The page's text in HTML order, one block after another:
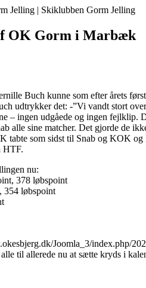
Jelling | Skiklubben Gorm Jelling
OK Gorm i Marbæk
Buch kunne som efter årets
udtrykker det: -”Vi vandt stort
– ingen udgåede og ingen fejlklip.
alle sine matcher. Det gjorde de
tabte som sidst til Snab og KOK
HTF.
nu:
378 løbspoint
354 løbspoint
Joomla_3/index.php/
til allerede nu at sætte kryds i